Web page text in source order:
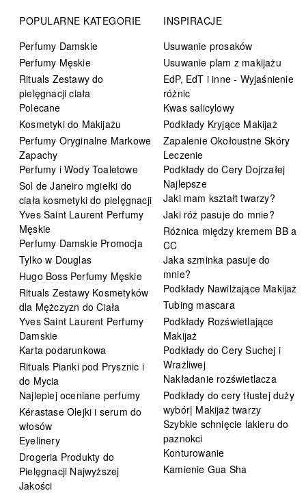
POPULARNE KATEGORIE
Perfumy Damskie
Perfumy Męskie
Rituals Zestawy do
pielęgnacji ciała
Polecane
Kosmetyki do Makijażu
Perfumy Oryginalne Markowe
Zapachy
Perfumy i Wody Toaletowe
Sol de Janeiro mgiełki do
ciała kosmetyki do pielęgnacji
Yves Saint Laurent Perfumy
Męskie
Perfumy Damskie Promocja
Tylko w Douglas
Hugo Boss Perfumy Męskie
Rituals Zestawy Kosmetyków
dla Mężczyzn do Ciała
Yves Saint Laurent Perfumy
Damskie
Karta podarunkowa
Rituals Pianki pod Prysznic i
do Mycia
Najlepiej oceniane perfumy
Kérastase Olejki i serum do
włosów
Eyelinery
Drogeria Produkty do
Pielęgnacji Najwyższej
Jakości
INSPIRACJE
Usuwanie prosaków
Usuwanie plam z makijażu
EdP, EdT i inne - Wyjaśnienie
różnic
Kwas salicylowy
Podkłady Kryjące Makijaż
Zapalenie Okołoustne Skóry
Leczenie
Podkłady do Cery Dojrzałej
Najlepsze
Jaki mam kształt twarzy?
Jaki róż pasuje do mnie?
Różnica między kremem BB a
CC
Jaka szminka pasuje do
mnie?
Podkłady Nawilżające Makijaż
Tubing mascara
Podkłady Rozświetlające
Makijaż
Podkłady do Cery Suchej i
Wrażliwej
Nakładanie rozświetlacza
Podkłady do cery tłustej duży
wybór| Makijaż twarzy
Szybkie schnięcie lakieru do
paznokci
Konturowanie
Kamienie Gua Sha